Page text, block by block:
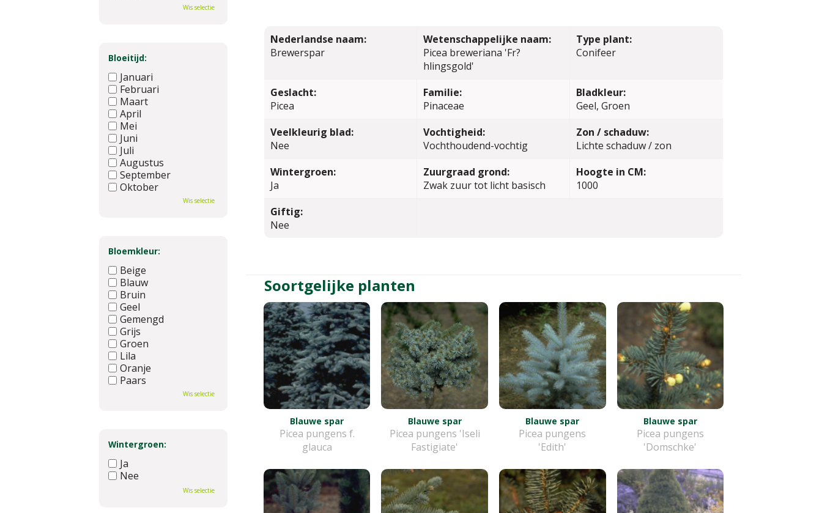
Nederlandse naam:
Brewerspar
Wetenschappelijke naam:
Picea breweriana 'Fr?
hlingsgold'
Type plant:
Conifeer
Geslacht:
Picea
Familie:
Pinaceae
Bladkleur:
Geel, Groen
Veelkleurig blad:
Nee
Vochtigheid:
Vochthoudend-vochtig
Zon / schaduw:
Lichte schaduw / zon
Wintergroen:
Ja
Zuurgraad grond:
Zwak zuur tot licht basisch
Hoogte in CM:
1000
Giftig:
Nee
Soortgelijke planten
Blauwe spar
Picea pungens f.
glauca
Blauwe spar
Picea pungens 'Iseli
Fastigiate'
Blauwe spar
Picea pungens
'Edith'
Blauwe spar
Picea pungens
'Domschke'
Wis selectie
Bloeitijd:
Januari
Februari
Maart
April
Mei
Juni
Juli
Augustus
September
Oktober
Wis selectie
Bloemkleur:
Beige
Blauw
Bruin
Geel
Gemengd
Grijs
Groen
Lila
Oranje
Paars
Wis selectie
Wintergroen:
Ja
Nee
Wis selectie